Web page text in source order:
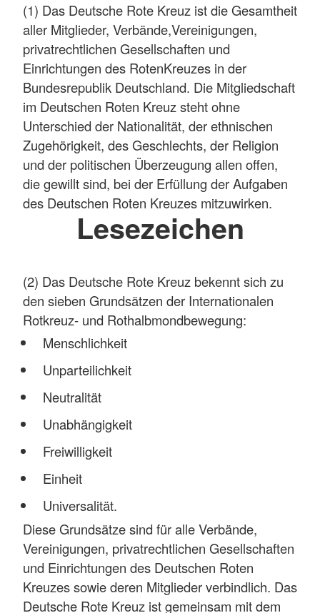
(1) Das Deutsche Rote Kreuz ist die Gesamtheit
aller Mitglieder, Verbände,Vereinigungen,
privatrechtlichen Gesellschaften und
Einrichtungen des RotenKreuzes in der
Bundesrepublik Deutschland. Die Mitgliedschaft
im Deutschen Roten Kreuz steht ohne
Unterschied der Nationalität, der ethnischen
Zugehörigkeit, des Geschlechts, der Religion
und der politischen Überzeugung allen offen,
die gewillt sind, bei der Erfüllung der Aufgaben
des Deutschen Roten Kreuzes mitzuwirken.
Lesezeichen
(2) Das Deutsche Rote Kreuz bekennt sich zu
den sieben Grundsätzen der Internationalen
Rotkreuz- und Rothalbmondbewegung:
Menschlichkeit
Unparteilichkeit
Neutralität
Unabhängigkeit
Freiwilligkeit
Einheit
Universalität.
Diese Grundsätze sind für alle Verbände,
Vereinigungen, privatrechtlichen Gesellschaften
und Einrichtungen des Deutschen Roten
Kreuzes sowie deren Mitglieder verbindlich. Das
Deutsche Rote Kreuz ist gemeinsam mit dem